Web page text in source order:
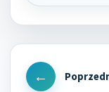
Nawigacja
wpisu
Previous